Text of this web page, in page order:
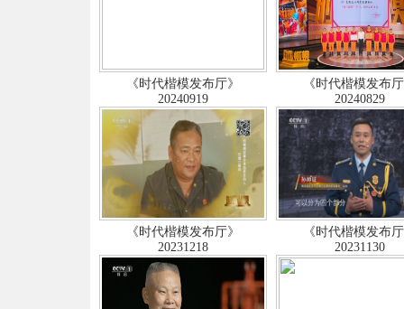
《时代楷模发布厅》
20240919
《时代楷模发布
20240829
《时代楷模发布厅》
20231218
《时代楷模发布
20231130